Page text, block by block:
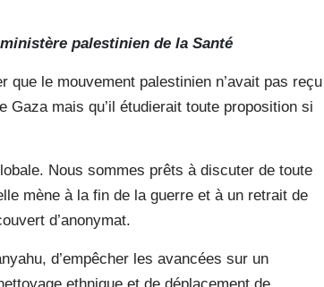
palestinien de la Santé
le mouvement palestinien n’avait pas reçu
mais qu’il étudierait toute proposition si
Nous sommes prêts à discuter de toute
mène à la fin de la guerre et à un retrait de
d’anonymat.
d’empêcher les avancées sur un